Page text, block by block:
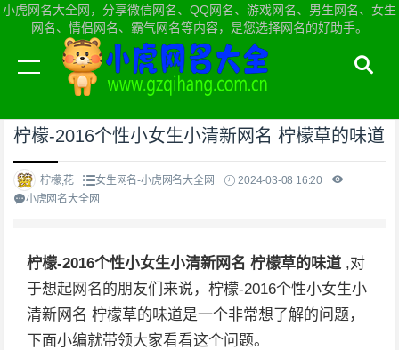
小虎网名大全网，分享微信网名、QQ网名、游戏网名、男生网名、女生
网名、情侣网名、霸气网名等内容，是您选择网名的好助手。
当前位置：小虎网名大全网首页>女生网名
柠檬-2016个性小女生小清新网名 柠檬草的味道
柠檬,花 女生网名-小虎网名大全网
2024-03-08 16:20
小虎网名大全网
柠檬-2016个性小女生小清新网名 柠檬草的味道 ,对
于想起网名的朋友们来说，柠檬-2016个性小女生小
清新网名 柠檬草的味道是一个非常想了解的问题，
下面小编就带领大家看看这个问题。